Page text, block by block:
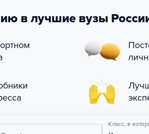
в лучшие вузы
Класс, в